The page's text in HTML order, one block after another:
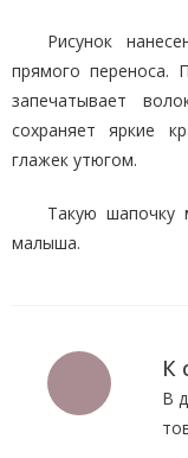
Рисунок
прямого переноса.
запечатывает
сохраняет яркие
глажек утюгом.
Такую шапочку
малыша.
К
В